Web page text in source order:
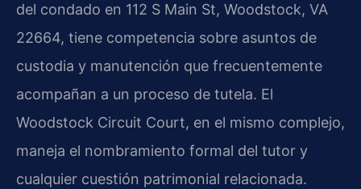
del condado en 112 S Main St, Woodstock, VA
22664, tiene competencia sobre asuntos de
custodia y manutención que frecuentemente
acompañan a un proceso de tutela. El
Woodstock Circuit Court, en el mismo complejo,
maneja el nombramiento formal del tutor y
cualquier cuestión patrimonial relacionada.